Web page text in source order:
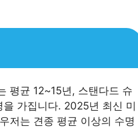
평균 12~15년, 스탠다드 슈
가집니다. 2025년 최신 미
저는 견종 평균 이상의 수명